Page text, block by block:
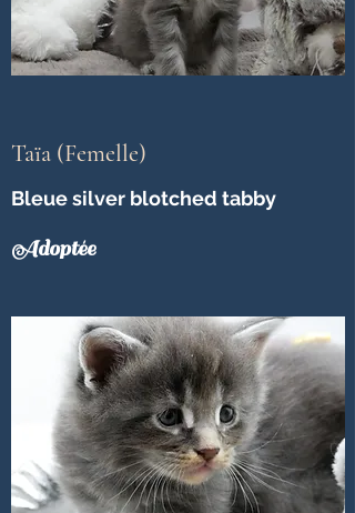
Taïa (Femelle)
Bleue silver blotched tabby
Adoptée